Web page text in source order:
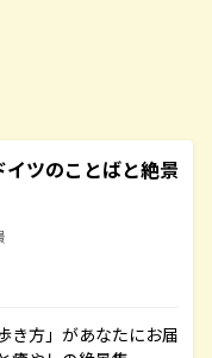
ツのことばと絶景
き方」があなたにお届